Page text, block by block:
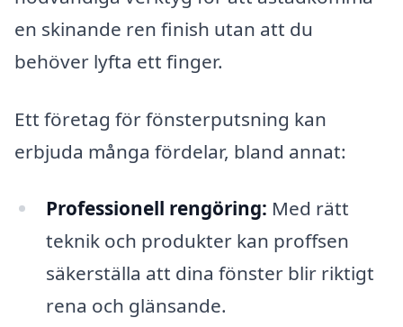
en skinande ren finish utan att du
behöver lyfta ett finger.
Ett företag för fönsterputsning kan
erbjuda många fördelar, bland annat:
Professionell rengöring: Med rätt
teknik och produkter kan proffsen
säkerställa att dina fönster blir riktigt
rena och glänsande.